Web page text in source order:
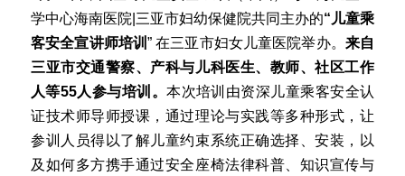
学中心海南医院|三亚市妇幼保健院共同主办的“儿童乘
客安全宣讲师培训” 在三亚市妇女儿童医院举办。 来自
三亚市交通警察、产科与儿科医生、教师、社区工作
人等55人参与培训。本次培训由资深儿童乘客安全认
证技术师导师授课，通过理论与实践等多种形式，让
参训人员得以了解儿童约束系统正确选择、安装，以
及如何多方携手通过安全座椅法律科普、知识宣传与